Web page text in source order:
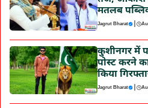
मतलब
Jagrut Bharat |
कुशीनगर में
पोस्ट करने
किया
Jagrut Bharat |